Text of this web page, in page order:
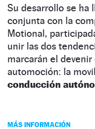
Su desarrollo se ha
conjunta con la
Motional,
unir las dos
marcarán el
automoción: la
conducción
MÁS INFORMACIÓN